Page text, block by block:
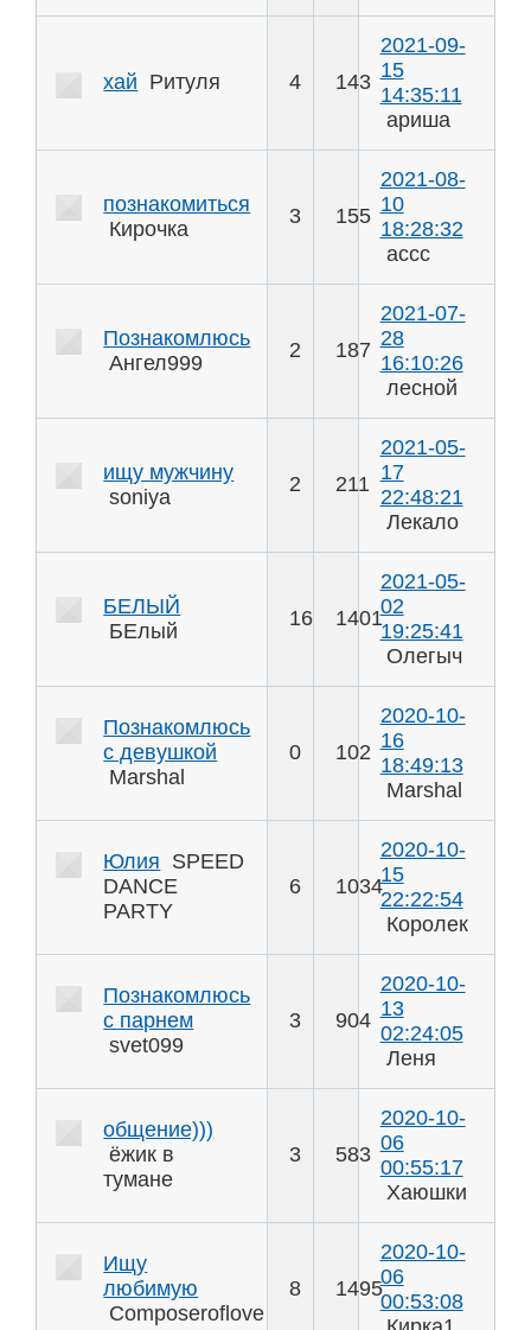
хай Ритуля 4 143
2021-09-
15
14:35:11
ариша
познакомиться
Кирочка
3 155
2021-08-
10
18:28:32
ассс
Познакомлюсь
Ангел999
2 187
2021-07-
28
16:10:26
лесной
ищу мужчину
soniya
2 211
2021-05-
17
22:48:21
Лекало
БЕЛЫЙ
БЕлый
16 1401
2021-05-
02
19:25:41
Олегыч
Познакомлюсь
с девушкой
Marshal
0 102
2020-10-
16
18:49:13
Marshal
Юлия SPEED
DANCE
PARTY
6 1034
2020-10-
15
22:22:54
Королек
Познакомлюсь
с парнем
svet099
3 904
2020-10-
13
02:24:05
Леня
общение)))
ёжик в
тумане
3 583
2020-10-
06
00:55:17
Хаюшки
Ищу
любимую
Composeroflove
8 1495
2020-10-
06
00:53:08